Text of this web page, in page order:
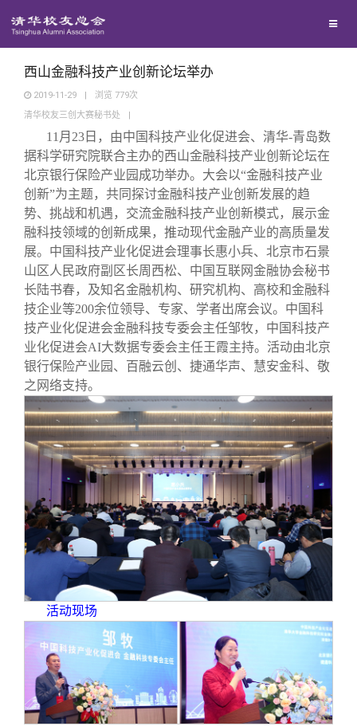
地区联络
院系校友工作
专业委员会
兴趣群体
西南联大校友会
回馈母校
捐赠新闻
捐赠纪事
捐赠方法
义工计划
媒体平台
《清华校友通讯》
《水木清华》
我要订阅
新媒体平台
百年清华
清华人物
清华故事
青春风采
校友文苑
校友讲坛
校友视界
校友服务
终身学习
信息化服务
三创大赛
实用信息
校友总会
总会简介
会长致辞
总会章程
理事会名单
制度法规
联系我们
关闭
西山金融科技产业创新论坛举办
2019-11-29 | 浏览 779次
清华校友三创大赛秘书处
|
11 月23日，由中国科技产业化促进会、清华-青岛数
据科学研究院联合主办的西山金融科技产业创新论坛在
北京银行保险产业园成功举办。大会以“金融科技产业
创新”为主题，共同探讨金融科技产业创新发展的趋
势、挑战和机遇，交流金融科技产业创新模式，展示金
融科技领域的创新成果，推动现代金融产业的高质量发
展。中国科技产业化促进会理事长惠小兵、北京市石景
山区人民政府副区长周西松、中国互联网金融协会秘书
长陆书春，及知名金融机构、研究机构、高校和金融科
技企业等200余位领导、专家、学者出席会议。中国科
技产业化促进会金融科技专委会主任邹牧，中国科技产
业化促进会AI大数据专委会主任王霞主持。活动由北京
银行保险产业园、百融云创、捷通华声、慧安金科、敬
之网络支持。
活动现场